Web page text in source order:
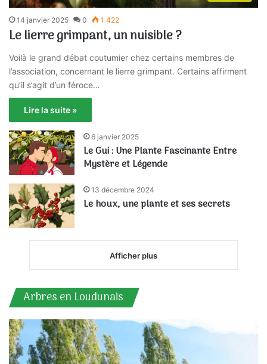
14 janvier 2025 0 1 422
Le lierre grimpant, un nuisible ?
Voilà le grand débat coutumier chez certains membres de
l’association, concernant le lierre grimpant. Certains affirment
qu’il s’agit d’un féroce…
Lire la suite »
6 janvier 2025
Le Gui : Une Plante Fascinante Entre
Mystère et Légende
13 décembre 2024
Le houx, une plante et ses secrets
Afficher plus
Arbres en Loudunais